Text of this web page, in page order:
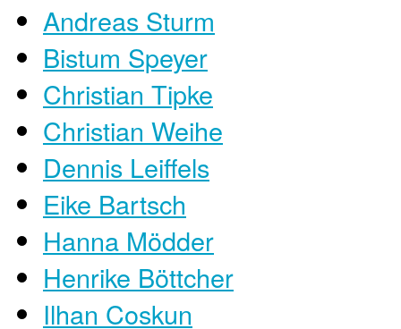
Andreas Sturm
Bistum Speyer
Christian Tipke
Christian Weihe
Dennis Leiffels
Eike Bartsch
Hanna Mödder
Henrike Böttcher
Ilhan Coskun